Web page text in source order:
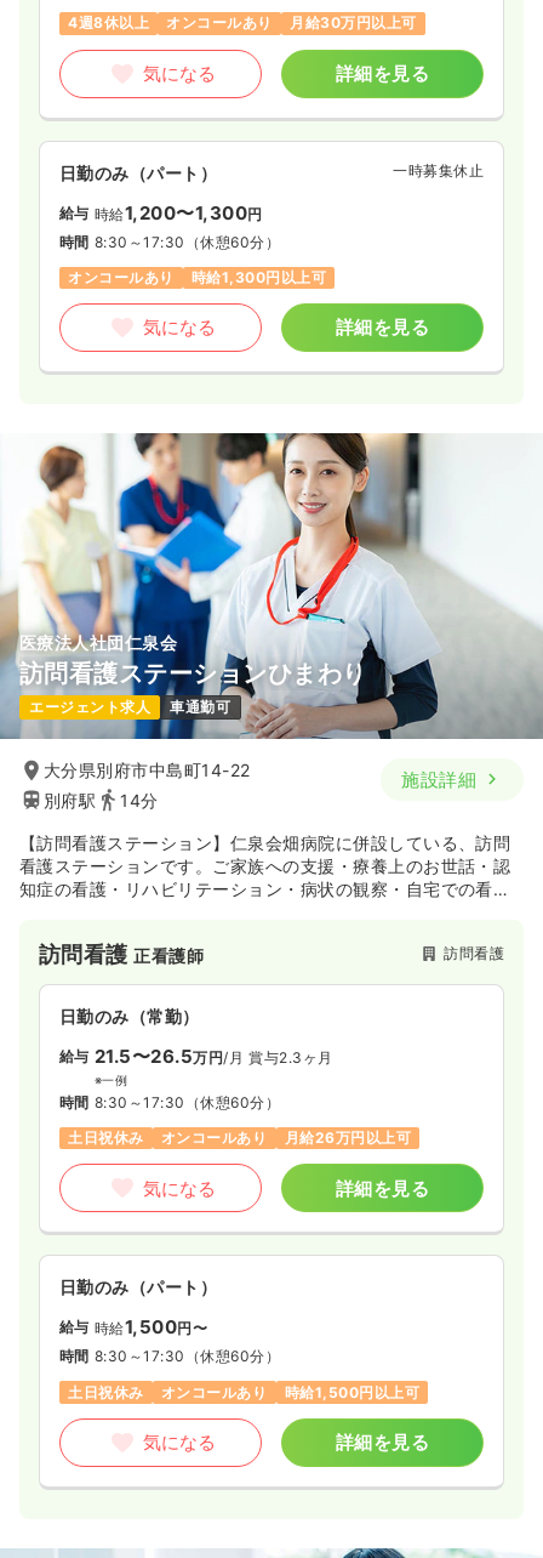
4週8休以上 オンコールあり 月給30万円以上可
気になる 詳細を見る
日勤のみ（パート） 一時募集休止
給与 時給1,200〜1,300円
時間 8:30～17:30 （休憩60分）
オンコールあり
時給1,300円以上可
気になる 詳細を見る
医療法人社団仁泉会
訪問看護ステーションひまわり
エージェント求人 車通勤可
大分県別府市中島町14-22
別府駅
14分
施設詳細
【訪問看護ステーション】仁泉会畑病院に併設している、訪問
看護ステーションです。ご家族への支援・療養上のお世話・認
知症の看護・リハビリテーション・病状の観察・自宅での看取
訪問看護正看護師 訪問看護
日勤のみ（常勤）
給与 21.5〜26.5万円/月 賞与2.3ヶ月
※一例
時間 8:30～17:30 （休憩60分）
土日祝休み
オンコールあり 月給26万円以上可
気になる 詳細を見る
日勤のみ（パート）
給与 時給1,500円〜
時間 8:30～17:30 （休憩60分）
土日祝休み
オンコールあり 時給1,500円以上可
気になる 詳細を見る